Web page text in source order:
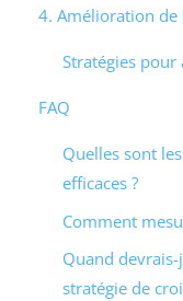
4. Amélioration de
Stratégies pour
FAQ
Quelles sont
efficaces ?
Comment
Quand
stratégie de